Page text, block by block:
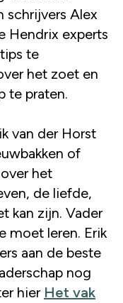
schrijvers Alex
Hendrix experts
te
het zoet en
te praten.
van der Horst
of
het
de liefde,
kan zijn. Vader
moet leren. Erik
aan de beste
nog
hier Het vak